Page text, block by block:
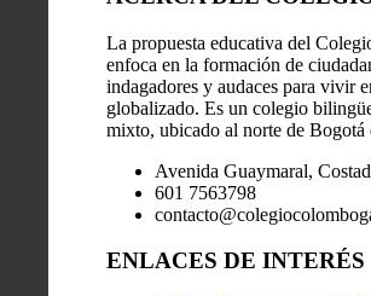
La propuesta educativa del
enfoca en la formación de
indagadores y audaces para vivir
globalizado. Es un colegio
mixto, ubicado al norte de Bogotá
Avenida Guaymaral,
601 7563798
ENLACES DE INTERÉS